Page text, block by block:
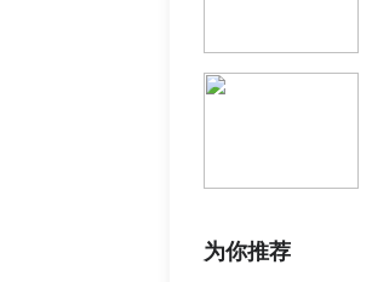
为你推荐